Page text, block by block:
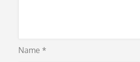
Name *